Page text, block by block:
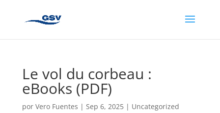
Le vol du corbeau :
eBooks (PDF)
por Vero Fuentes | Sep 6, 2025| Uncategorized